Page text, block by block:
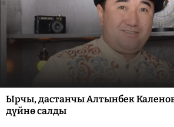
Ырчы, дастанчы Алтынбек
дүйнө салды